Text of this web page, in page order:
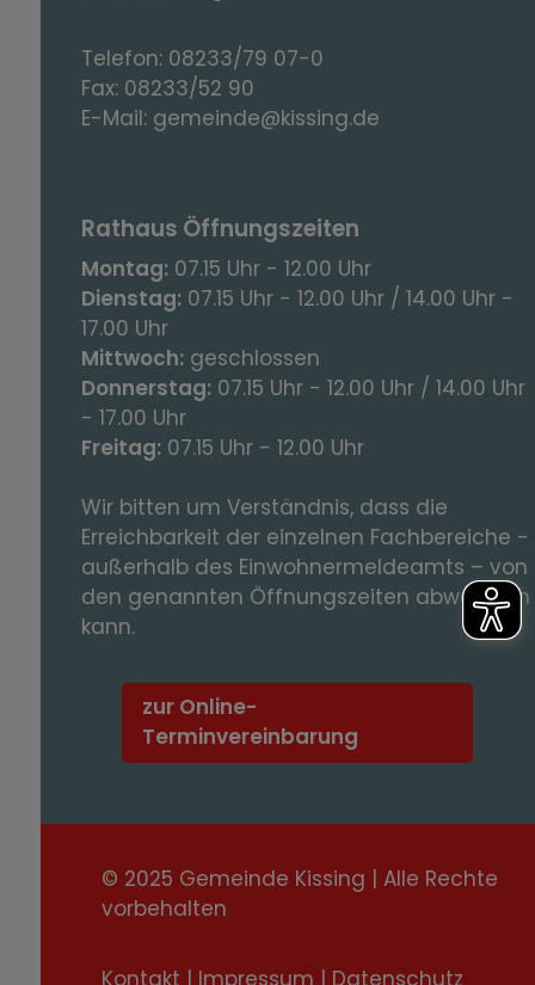
Telefon: 08233/79 07-0
Fax: 08233/52 90
E-Mail: gemeinde@kissing.de
Rathaus Öffnungszeiten
Montag: 07.15 Uhr - 12.00 Uhr
Dienstag: 07.15 Uhr - 12.00 Uhr / 14.00 Uhr -
17.00 Uhr
Mittwoch: geschlossen
Donnerstag: 07.15 Uhr - 12.00 Uhr / 14.00 Uhr
- 17.00 Uhr
Freitag: 07.15 Uhr - 12.00 Uhr
Wir bitten um Verständnis, dass die
Erreichbarkeit der einzelnen Fachbereiche -
außerhalb des Einwohnermeldeamts – von
den genannten Öffnungszeiten abweichen
kann.
zur Online-
Terminvereinbarung
© 2025 Gemeinde Kissing | Alle Rechte
vorbehalten
Kontakt | Impressum | Datenschutz